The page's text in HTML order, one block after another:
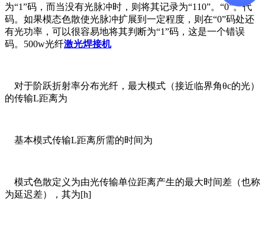
为“1”码，而当没有光脉冲时，则将其记录为“110”。“0”。代
码。如果模态色散使光脉冲扩展到一定程度，则在“0”码处还
有光功率，可以很容易地将其判断为“1”码，这是一个错误
码。500w光纤激光焊接机
对于阶跃折射率分布光纤，最大模式（接近临界角θc的光）
的传输L距离为
基本模式传输L距离所需的时间为
模式色散定义为由光传输单位距离产生的最大时间差（也称
为延迟差），其为[h]